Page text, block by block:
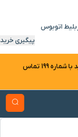
بلیط اتوبوس
پیگیری خرید
جهت اطلاع از آخرین وضعیت پرواز‌ها می‌توانید با شماره 199 تماس